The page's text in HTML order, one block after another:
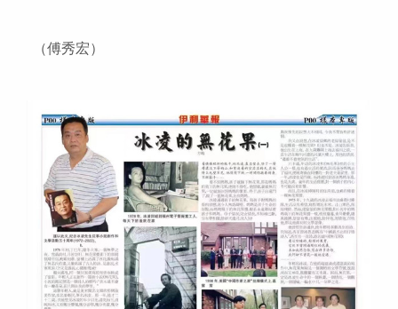
（傅秀宏）